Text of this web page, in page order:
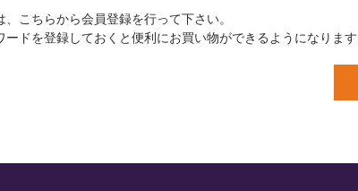
こちらから会員登録を行って下さい。
ドを登録しておくと便利にお買い物ができるようになります